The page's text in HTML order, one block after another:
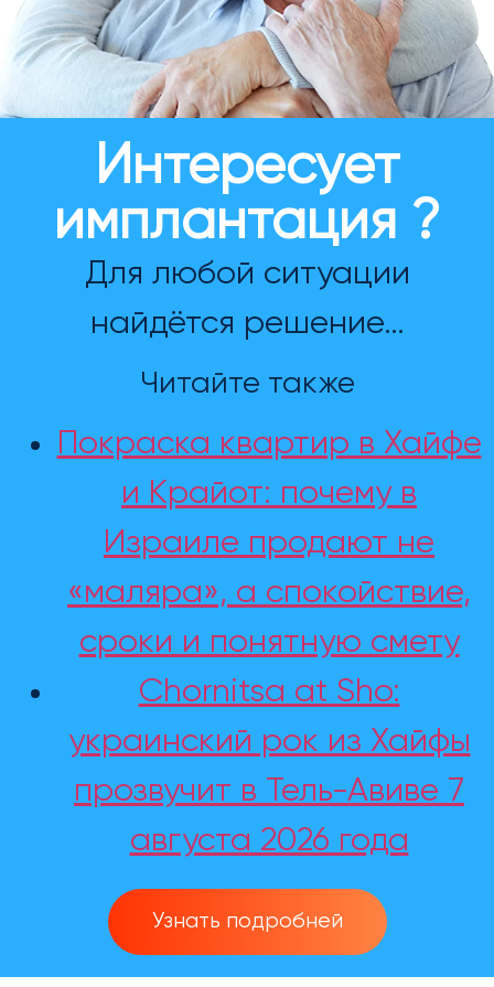
Интересует
имплантация ?
Для любой ситуации
найдётся решение…
Читайте также
Покраска квартир в Хайфе
и Крайот: почему в
Израиле продают не
«маляра», а спокойствие,
сроки и понятную смету
Chornitsa at Sho:
украинский рок из Хайфы
прозвучит в Тель-Авиве 7
августа 2026 года
Узнать подробней